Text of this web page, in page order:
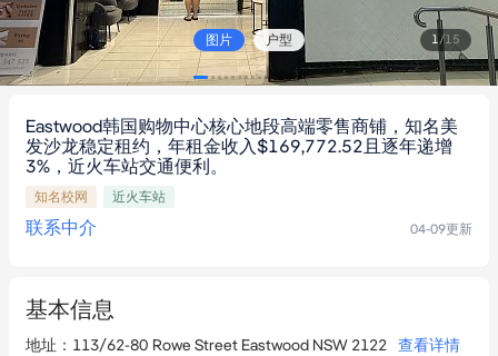
图片 户型 1/15
Eastwood韩国购物中心核心地段高端零售商铺，知名美
发沙龙稳定租约，年租金收入$169,772.52且逐年递增
3%，近火车站交通便利。
知名校网 近火车站
联系中介 04-09更新
基本信息
地址 ： 113/62-80 Rowe Street Eastwood NSW 2122
查看详情